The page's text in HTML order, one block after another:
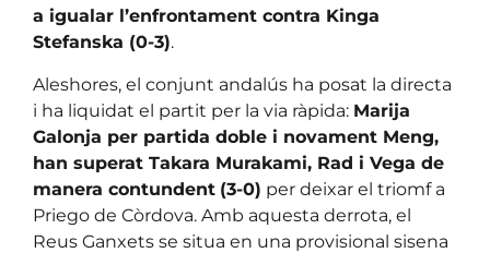
a igualar l’enfrontament contra Kinga
Stefanska (0-3).
Aleshores, el conjunt andalús ha posat la directa
i ha liquidat el partit per la via ràpida: Marija
Galonja per partida doble i novament Meng,
han superat Takara Murakami, Rad i Vega de
manera contundent (3-0) per deixar el triomf a
Priego de Còrdova. Amb aquesta derrota, el
Reus Ganxets se situa en una provisional sisena